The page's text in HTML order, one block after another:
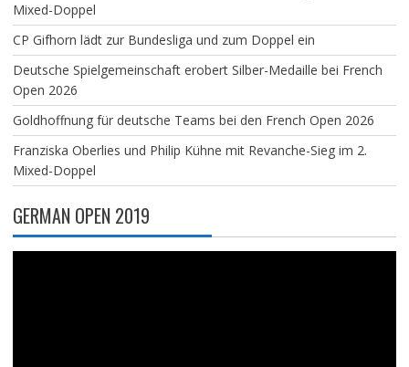
Mixed-Doppel
CP Gifhorn lädt zur Bundesliga und zum Doppel ein
Deutsche Spielgemeinschaft erobert Silber-Medaille bei French
Open 2026
Goldhoffnung für deutsche Teams bei den French Open 2026
Franziska Oberlies und Philip Kühne mit Revanche-Sieg im 2.
Mixed-Doppel
GERMAN OPEN 2019